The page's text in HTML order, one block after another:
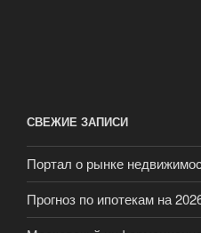
СВЕЖИЕ ЗАПИСИ
Портал о рынке
Прогноз по ипотекам на